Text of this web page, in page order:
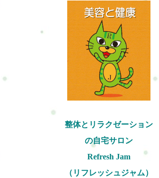
整体とリラクゼーション
の自宅サロン
Refresh Jam
（リフレッシュジャム）